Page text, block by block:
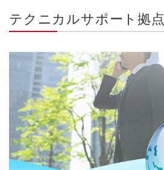
テクニカルサポート拠点